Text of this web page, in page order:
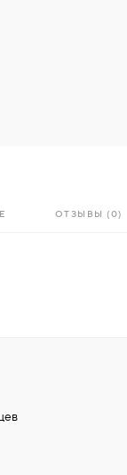
ОТЗЫВЫ (0)